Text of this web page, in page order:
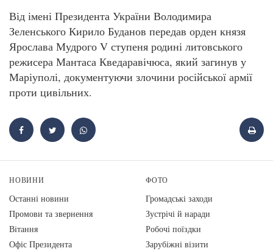
Від імені Президента України Володимира
Зеленського Кирило Буданов передав орден князя
Ярослава Мудрого V ступеня родині литовського
режисера Мантаса Кведаравічюса, який загинув у
Маріуполі, документуючи злочини російської армії
проти цивільних.
НОВИНИ
Останні новини
Промови та звернення
Вiтання
Офіс Президента
ФОТО
Громадські заходи
Зустрічі й наради
Робочі поїздки
Зарубіжні візити